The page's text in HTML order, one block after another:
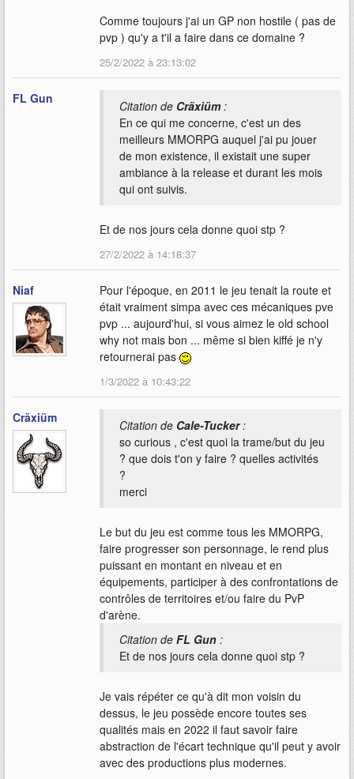
Comme toujours j'ai un GP non hostile ( pas de
pvp ) qu'y a t'il a faire dans ce domaine ?
25/2/2022 à 23:13:02
FL Gun Citation de Cräxiüm:
En ce qui me concerne, c'est un des
meilleurs MMORPG auquel j'ai pu jouer
de mon existence, il existait une super
ambiance à la release et durant les mois
qui ont suivis.
Et de nos jours cela donne quoi stp ?
27/2/2022 à 14:18:37
Niaf
Pour l'époque, en 2011 le jeu tenait la route et
était vraiment simpa avec ces mécaniques pve
pvp ... aujourd'hui, si vous aimez le old school
why not mais bon ... même si bien kiffé je n'y
retournerai pas
1/3/2022 à 10:43:22
Cräxiüm Citation de Cale-Tucker:
so curious , c'est quoi la trame/but du jeu
? que dois t'on y faire ? quelles activités
?
merci
Le but du jeu est comme tous les MMORPG,
faire progresser son personnage, le rend plus
puissant en montant en niveau et en
équipements, participer à des confrontations de
contrôles de territoires et/ou faire du PvP
d'arène.
Citation de FL Gun :
Et de nos jours cela donne quoi stp ?
Je vais répéter ce qu'à dit mon voisin du
dessus, le jeu possède encore toutes ses
qualités mais en 2022 il faut savoir faire
abstraction de l'écart technique qu'il peut y avoir
avec des productions plus modernes.